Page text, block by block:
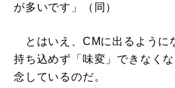
が多いです」（同）
とはいえ、CMに出るように
持ち込めず「味変」できなく
念しているのだ。